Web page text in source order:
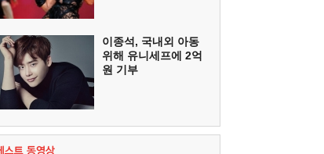
이종석, 국내외 아동
위해 유니세프에 2억
원 기부